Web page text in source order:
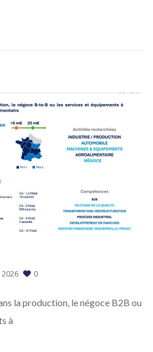
2026 0
la production, le négoce B2B ou
à